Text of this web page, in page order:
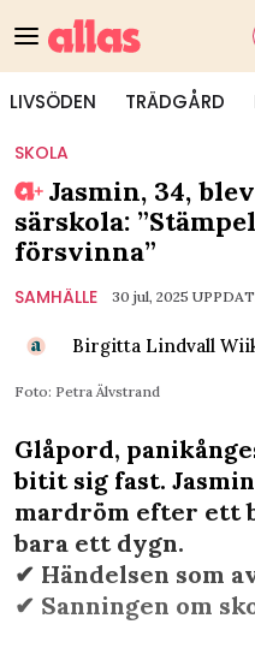
LIVSÖDEN TRÄDGÅRD
SKOLA
Jasmin, 34,
särskola:
försvinna”
SAMHÄLLE 30 jul, 2025
Birgitta Lindvall
Foto: Petra Älvstrand
Glåpord,
bitit sig fast.
mardröm efter ett
bara ett dygn.
✔︎ Händelsen som
✔︎ Sanningen om